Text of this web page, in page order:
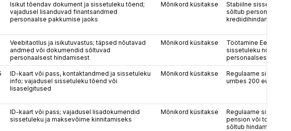
Isikut tõendav dokument ja sissetuleku tõend;
vajadusel lisanduvad finantsandmed
personaalse pakkumise jaoks
Mõnikord küsitakse
Stabiilne sissetulek;
sõltub personaalsest
krediidihindamisest
Veebitaotlus ja isikutuvastus; täpsed nõutavad
andmed või dokumendid sõltuvad
personaalsest hindamisest
Mõnikord küsitakse
Töötamine Eestis või
sissetuleku nõue
personaalsest
ID-kaart või pass, kontaktandmed ja sissetuleku
info; vajadusel sissetuleku tõend või
lisaselgitused
Mõnikord küsitakse
Regulaarne
umbes 200 eurot
ID-kaart või pass; vajadusel lisadokumendid
sissetuleku ja maksevõime kinnitamiseks
Mõnikord küsitakse
Regulaarne
pension või toetus;
sõltub hindamisest